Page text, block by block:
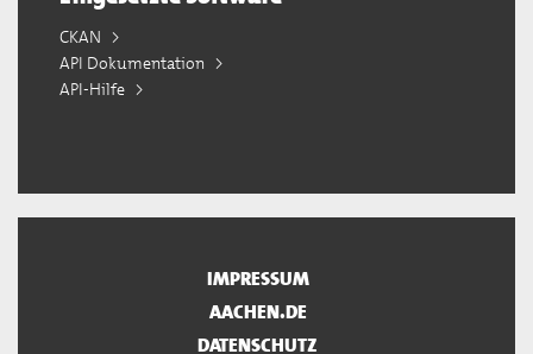
CKAN
API Dokumentation
API-Hilfe
IMPRESSUM
AACHEN.DE
DATENSCHUTZ